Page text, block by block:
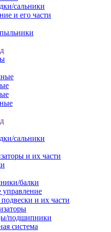
сальники
и его части
сальники
и их части
балки
управление
и их части
подшипники
система